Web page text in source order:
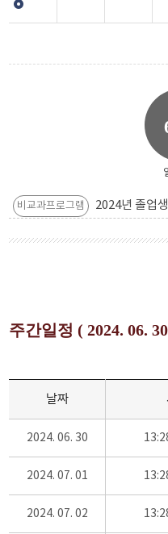
비교과프로그램 2024년 졸업
주간일정 ( 2024. 06.
날짜
2024. 06. 30
2024. 07. 01
2024. 07. 02